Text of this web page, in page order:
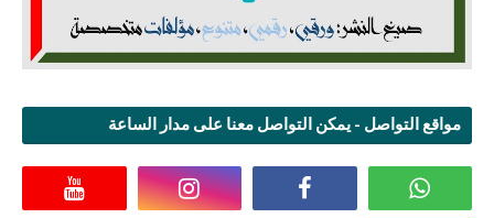
مواقع التواصل - يمكن التواصل معنا على مدار الساعة